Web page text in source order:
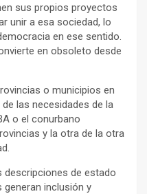
sus propios proyectos
unir a esa sociedad, lo
en ese sentido.
en obsoleto desde
o municipios en
las necesidades de la
o el conurbano
y la otra de la otra
de estado
inclusión y